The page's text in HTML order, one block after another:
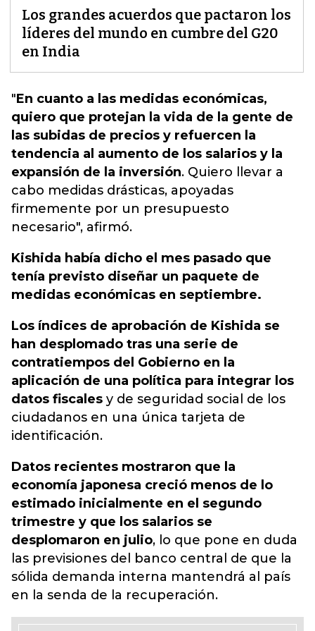
Los grandes acuerdos que pactaron los
líderes del mundo en cumbre del G20
en India
"En cuanto a las medidas económicas,
quiero que protejan la vida de la gente de
las subidas de precios y refuercen la
tendencia al aumento de los salarios y la
expansión de la inversión. Quiero llevar a
cabo medidas drásticas, apoyadas
firmemente por un presupuesto
necesario", afirmó.
Kishida había dicho el mes pasado que
tenía previsto diseñar un paquete de
medidas económicas en septiembre.
Los índices de aprobación de Kishida se
han desplomado tras una serie de
contratiempos del Gobierno en la
aplicación de una política para integrar los
datos fiscales y de seguridad social de los
ciudadanos en una única tarjeta de
identificación.
Datos recientes mostraron que la
economía japonesa creció menos de lo
estimado inicialmente en el segundo
trimestre y que los salarios se
desplomaron en julio, lo que pone en duda
las previsiones del banco central de que la
sólida demanda interna mantendrá al país
en la senda de la recuperación.